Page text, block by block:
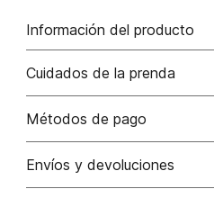
Información del producto
Chaqueta tipo bomber poliéster
100% 100.00% poliéster
poliuretano/polyurethane
Cuidados de la prenda
Lavado profesional en
No lavar
Métodos de pago
Tarjetas de crédito: Visa,
Envíos y devoluciones